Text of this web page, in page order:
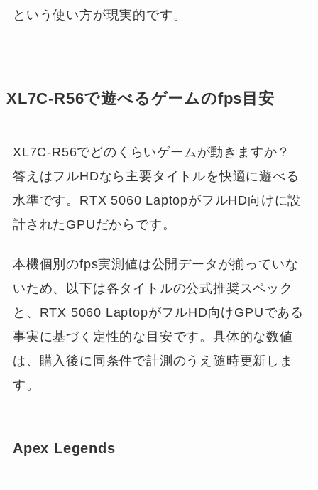
という使い方が現実的です。
XL7C-R56で遊べるゲームのfps目安
XL7C-R56でどのくらいゲームが動きますか？
答えはフルHDなら主要タイトルを快適に遊べる
水準です。RTX 5060 LaptopがフルHD向けに設
計されたGPUだからです。
本機個別のfps実測値は公開データが揃っていな
いため、以下は各タイトルの公式推奨スペック
と、RTX 5060 LaptopがフルHD向けGPUである
事実に基づく定性的な目安です。具体的な数値
は、購入後に同条件で計測のうえ随時更新しま
す。
Apex Legends